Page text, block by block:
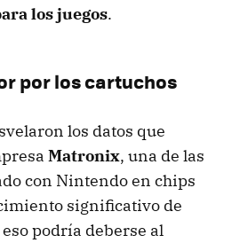
los juegos.
por los cartuchos
los datos que
Matronix, una de las
con Nintendo en chips
significativo de
podría deberse al